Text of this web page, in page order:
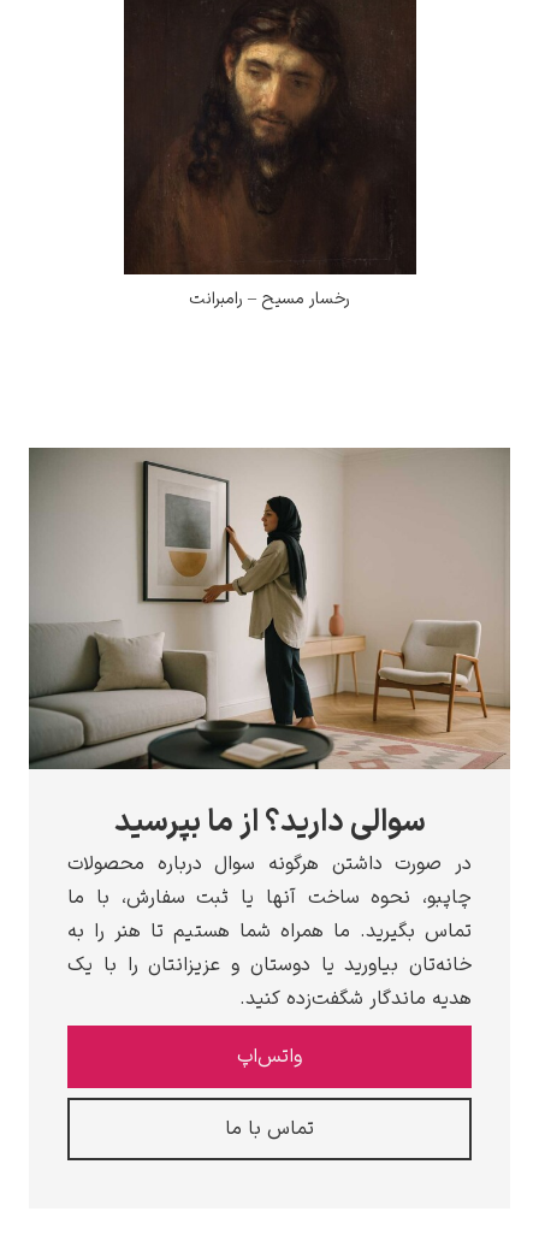
رخسار مسیح – رامبرانت
سوالی دارید؟ از ما بپرسید
در صورت داشتن هرگونه سوال درباره محصولات
چاپبو، نحوه ساخت آنها یا ثبت سفارش، با ما
تماس بگیرید. ما همراه شما هستیم تا هنر را به
خانه‌تان بیاورید یا دوستان و عزیزانتان را با یک
هدیه ماندگار شگفت‌زده کنید.
واتس‌اپ
تماس با ما